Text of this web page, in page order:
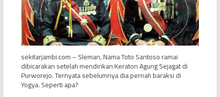
sekitarjambi.com – Sleman, Nama Toto Santoso ramai
dibicarakan setelah mendirikan Keraton Agung Sejagat di
Purworejo. Ternyata sebelumnya dia pernah baraksi di
Yogya. Seperti apa?